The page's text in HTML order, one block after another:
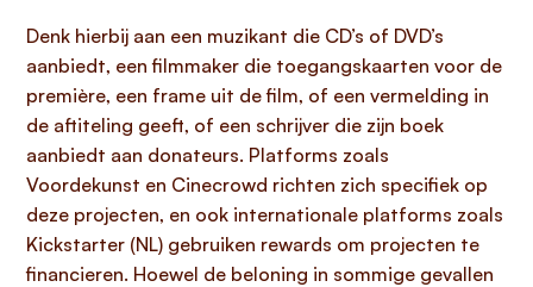
Denk hierbij aan een muzikant die CD’s of DVD’s
aanbiedt, een filmmaker die toegangskaarten voor de
première, een frame uit de film, of een vermelding in
de aftiteling geeft, of een schrijver die zijn boek
aanbiedt aan donateurs. Platforms zoals
Voordekunst en Cinecrowd richten zich specifiek op
deze projecten, en ook internationale platforms zoals
Kickstarter (NL) gebruiken rewards om projecten te
financieren. Hoewel de beloning in sommige gevallen